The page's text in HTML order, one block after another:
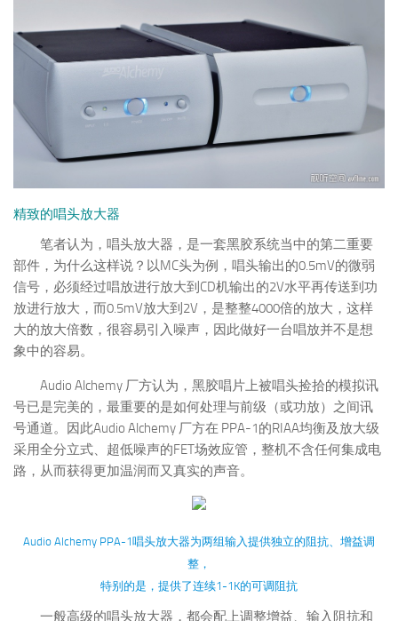
精致的唱头放大器
笔者认为，唱头放大器，是一套黑胶系统当中的第二重要
部件，为什么这样说？以MC头为例，唱头输出的0.5mV的微弱
信号，必须经过唱放进行放大到CD机输出的2V水平再传送到功
放进行放大，而0.5mV放大到2V，是整整4000倍的放大，这样
大的放大倍数，很容易引入噪声，因此做好一台唱放并不是想
象中的容易。
Audio Alchemy 厂方认为，黑胶唱片上被唱头捡拾的模拟讯
号已是完美的，最重要的是如何处理与前级（或功放）之间讯
号通道。因此Audio Alchemy 厂方在 PPA-1的RIAA均衡及放大级
采用全分立式、超低噪声的FET场效应管，整机不含任何集成电
路，从而获得更加温润而又真实的声音。
Audio Alchemy PPA-1唱头放大器为两组输入提供独立的阻抗、增益调
整，
特别的是，提供了连续1-1K的可调阻抗
一般高级的唱头放大器，都会配上调整增益、输入阻抗和